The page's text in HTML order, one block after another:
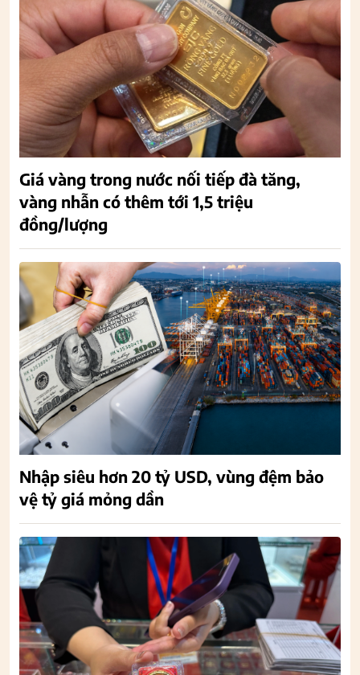
Giá vàng trong nước nối tiếp đà tăng,
vàng nhẫn có thêm tới 1,5 triệu
đồng/lượng
Nhập siêu hơn 20 tỷ USD, vùng đệm bảo
vệ tỷ giá mỏng dần